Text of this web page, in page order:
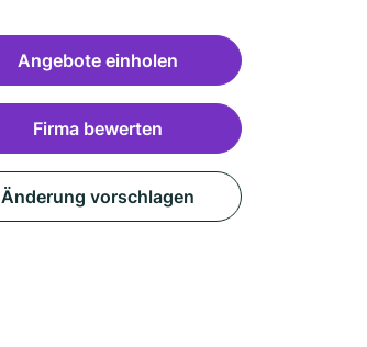
Angebote einholen
Firma bewerten
Änderung vorschlagen